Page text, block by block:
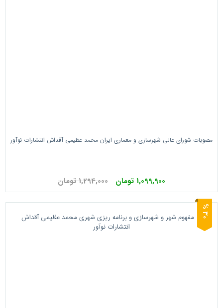
مصوبات شورای عالی شهرسازی و معماری ایران محمد عظیمی آقداش انتشارات نوآور
1,099,900 تومان 1,294,000 تومان
3
0
%